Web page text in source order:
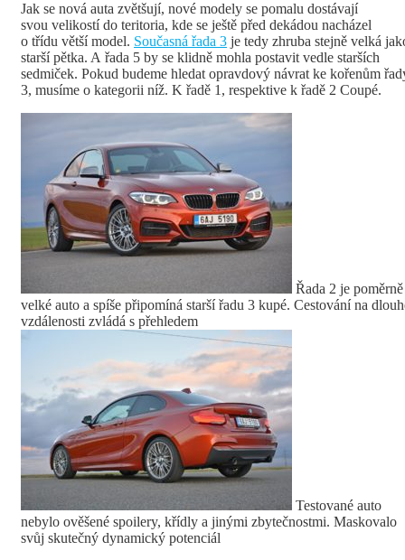
Jak se nová auta zvětšují, nové modely se pomalu dostávají
svou velikostí do teritoria, kde se ještě před dekádou nacházel
o třídu větší model. Současná řada 3 je tedy zhruba stejně velká
starší pětka. A řada 5 by se klidně mohla postavit vedle starších
sedmiček. Pokud budeme hledat opravdový návrat ke kořenům
3, musíme o kategorii níž. K řadě 1, respektive k řadě 2 Coupé.
Řada 2 je poměrně
velké auto a spíše připomíná starší řadu 3 kupé. Cestování na
vzdálenosti zvládá s přehledem
Testované auto
nebylo ověšené spoilery, křídly a jinými zbytečnostmi. Maskovalo
svůj skutečný dynamický potenciál